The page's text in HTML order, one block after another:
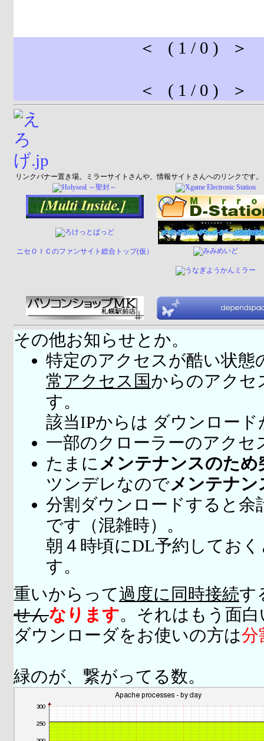
＜ ( 1 / 0 ) ＞
＜ ( 1 / 0 ) ＞
リンクバナー置き場。ミラーサイトさんや、情報サイトさんへのリンクです。
ニセＯＩＣのファンサイト総合トップ(仮）
その他お知らせとか。
特定のアクセスが酷い状態
常アクセス国からのアクセ
す。
該当IPからは ダウンロー
一部のクローラーのアクセ
たまに メンテナンスのため
ツンデレなのでメンテナ
分割ダウンロードすると余
です（混雑時）。
朝４時頃にDL予約してお
す。
重いからって過度に同時接続す
せんなります。それはもう面
ダウンローダをお使いの方は分
緑のが、繋がってる数。